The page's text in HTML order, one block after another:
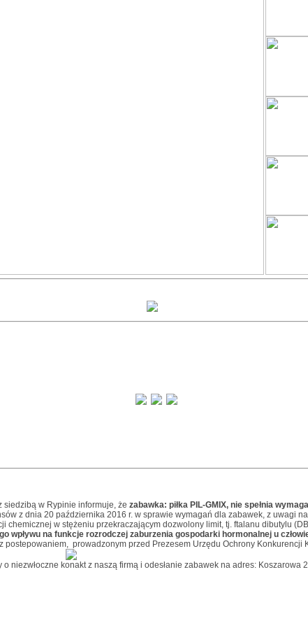
siedzibą w Rypinie informuje, że zabawka: piłka PIL-GMIX, nie spełnia
z dnia 20 października 2016 r. w sprawie wymagań dla zabawek, z uwagi
chemicznej w stężeniu przekraczającym dozwolony limit, tj. ftalanu dibutylu
wpływu na funkcje rozrodczej zaburzenia gospodarki hormonalnej u
postepowaniem, prowadzonym przed Prezesem Urzędu Ochrony Konkurencji
o niezwłoczne konakt z naszą firmą i odesłanie zabawek na adres: Koszarowa